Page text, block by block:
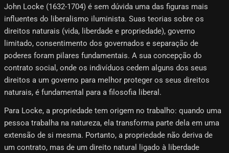
John Locke (1632-1704) é sem dúvida uma das figuras mais
influentes do liberalismo iluminista. Suas teorias sobre os
direitos naturais (vida, liberdade e propriedade), governo
limitado, consentimento dos governados e separação de
poderes foram pilares fundamentais. A sua concepção do
contrato social, onde os indivíduos cedem alguns dos seus
direitos a um governo para melhor proteger os seus direitos
naturais, é fundamental para a filosofia liberal.
Para Locke, a propriedade tem origem no trabalho: quando uma
pessoa trabalha na natureza, ela transforma parte dela em uma
extensão de si mesma. Portanto, a propriedade não deriva de
um contrato, mas de um direito natural ligado à liberdade